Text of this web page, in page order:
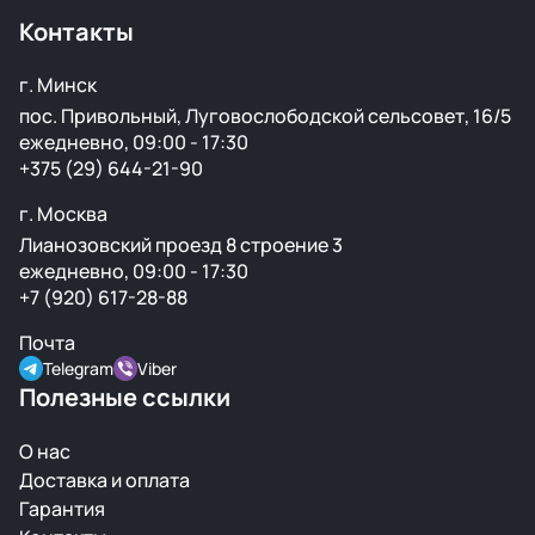
подготовку перед продажей.
Контакты
г. Минск
пос. Привольный, Луговослободской сельсовет, 16/5
ежедневно, 09:00 - 17:30
+375 (29) 644-21-90
г. Москва
Лианозовский проезд 8 строение 3
ежедневно, 09:00 - 17:30
+7 (920) 617-28-88
Почта
Telegram Viber
Полезные ссылки
О нас
Доставка и оплата
Гарантия